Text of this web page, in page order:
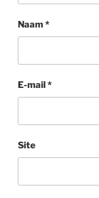
Naam*
E-mail*
Site